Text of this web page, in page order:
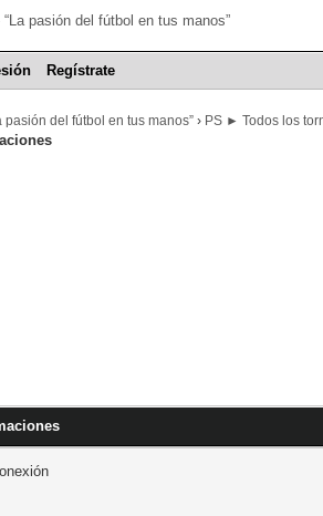
Regístrate
pasión del fútbol en tus manos” › PS ► Todos los